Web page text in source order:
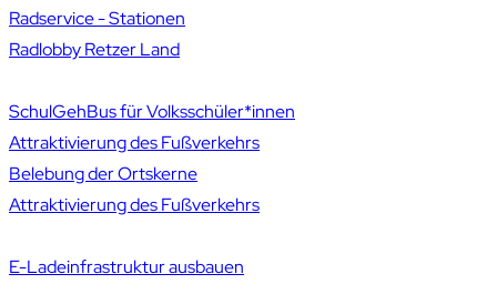
Radservice - Stationen
Radlobby Retzer Land
SchulGehBus für Volksschüler*innen
Attraktivierung des Fußverkehrs
Belebung der Ortskerne
Attraktivierung des Fußverkehrs
E-Ladeinfrastruktur ausbauen